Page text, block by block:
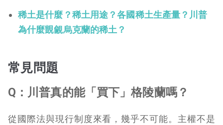
稀土是什麼？稀土用途？各國稀土生產量？川普
為什麼覬覦烏克蘭的稀土？
常見問題
Q：川普真的能「買下」格陵蘭嗎？
從國際法與現行制度來看，幾乎不可能。主權不是